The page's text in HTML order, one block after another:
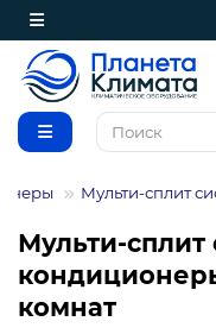
Мульти-сплит
Мульти-сплит
комнат